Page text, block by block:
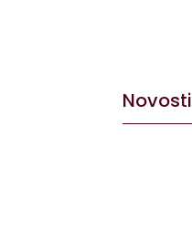
Novosti